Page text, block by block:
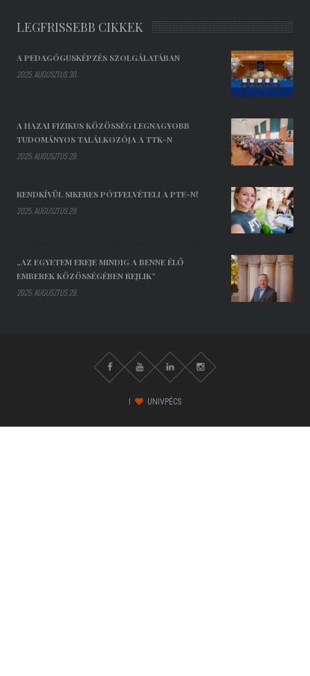
LEGFRISSEBB CIKKEK
A PEDAGÓGUSKÉPZÉS SZOLGÁLATÁBAN
2025. AUGUSZTUS 30.
A HAZAI FIZIKUS KÖZÖSSÉG LEGNAGYOBB
TUDOMÁNYOS TALÁLKOZÓJA A TTK-N
2025. AUGUSZTUS 29.
RENDKÍVÜL SIKERES PÓTFELVÉTELI A PTE-N!
2025. AUGUSZTUS 29.
„AZ EGYETEM EREJE MINDIG A BENNE ÉLŐ
EMBEREK KÖZÖSSÉGÉBEN REJLIK”
2025. AUGUSZTUS 29.
UNIVPÉCS